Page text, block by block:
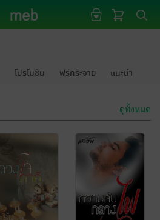
โปรโมชัน ฟรีกระจาย แนะนำ
ดูทั้งหมด